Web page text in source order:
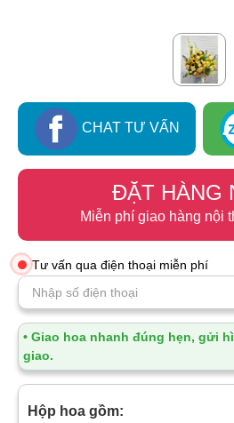
CHAT TƯ VẤN
ĐẶT HÀNG
Miễn phí giao hàng nội
Tư vấn qua điện thoại miễn phí
• Giao hoa nhanh đúng hẹn, gửi
giao.
Hộp hoa gồm: